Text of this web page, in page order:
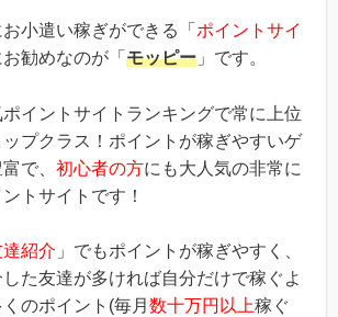
小遣い稼ぎができる「 ポイントサイ
勧めなのが「 モッピー 」です。
ポイントサイトランキングで常に上位
プクラス！ポイントが稼ぎやすいゲ
で、 初心者の方にも大人気の非常に
トサイトです！
紹介 」でもポイントが稼ぎやすく、
た友達が多ければ自分だけで稼ぐよ
のポイント(毎月 数十万円以上稼ぐ